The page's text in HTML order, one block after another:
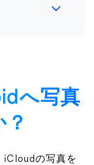
へ写真
iCloudの写真を